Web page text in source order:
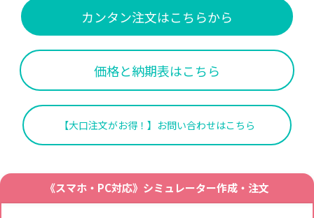
カンタン注文はこちらから
価格と納期表はこちら
【大口注文がお得！】お問い合わせはこちら
《スマホ・PC対応》シミュレーター作成・注文